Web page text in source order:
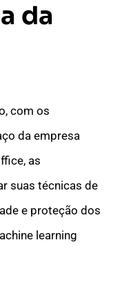
da
com os
da empresa
as
suas técnicas de
e proteção dos
learning